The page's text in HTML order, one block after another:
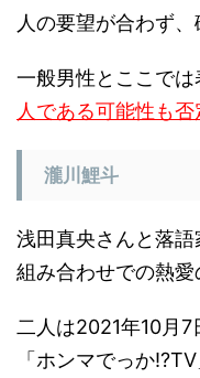
人の要望が合わず、
一般男性とここでは
人である可能性も
瀧川鯉斗
浅田真央さんと落語
組み合わせでの熱愛
二人は2021年10月7
「ホンマでっか